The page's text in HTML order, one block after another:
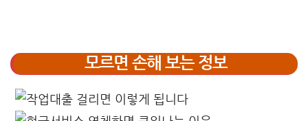
모르면 손해 보는 정보